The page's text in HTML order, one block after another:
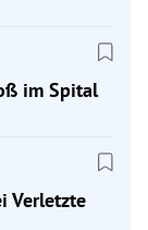
im Spital
Verletzte